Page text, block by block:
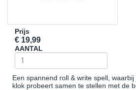
Prijs
€ 19,99
AANTAL
Een spannend roll & write spell,
klok probeert samen te stellen met de